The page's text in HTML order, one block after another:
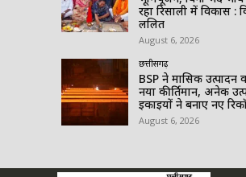
रहा रिसाली में विकास :
ललित
August 6, 2026
छत्तीसगढ़
BSP ने मासिक उत्पादन
नया कीर्तिमान, अनेक
इकाइयों ने बनाए नए
August 6, 2026